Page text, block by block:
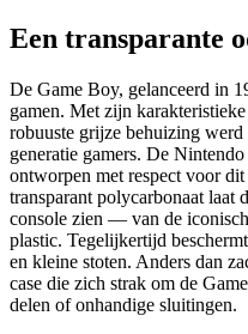
Een transparante
De Game Boy, gelanceerd in
gamen. Met zijn
robuuste grijze behuizing
generatie gamers. De
ontworpen met respect voor
transparant polycarbonaat laat
console zien — van de
plastic. Tegelijkertijd
en kleine stoten. Anders dan
case die zich strak om de
delen of onhandige sluitingen.